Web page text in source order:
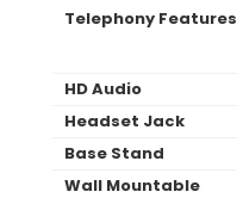
Telephony Features
HD Audio
Headset Jack
Base Stand
Wall Mountable